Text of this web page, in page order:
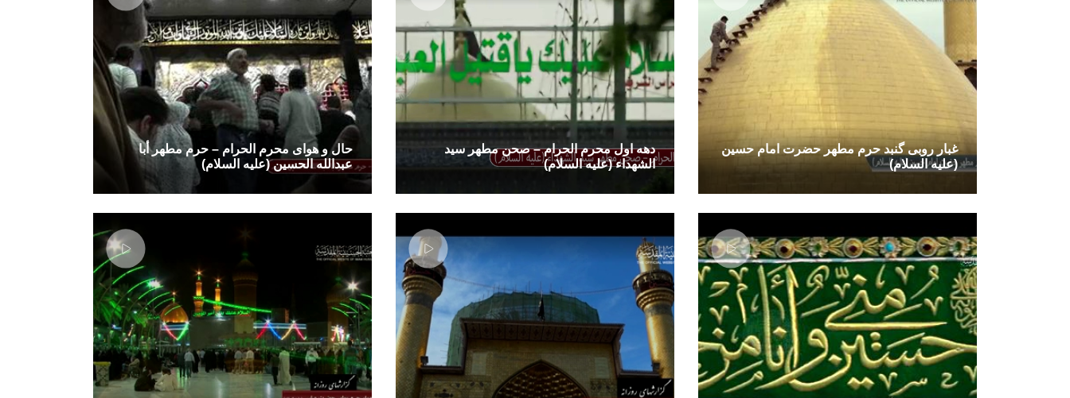
غبار روبی گنبد حرم مطهر حضرت امام حسین
(علیه السلام)
دهه اول محرم الحرام – صحن مطهر سید
الشهداء (علیه السلام)
حال و هوای محرم الحرام – حرم مطهر أبا
عبدالله الحسین (علیه السلام)